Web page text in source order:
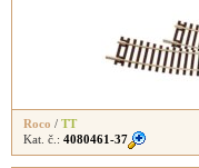
Roco / TT
Kat. č.: 4080461-37